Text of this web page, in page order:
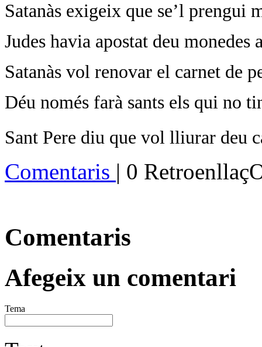
Satanàs exigeix que se’l prengui
Judes havia apostat deu monedes
Satanàs vol renovar el carnet de
Déu només farà sants els qui no
Sant Pere diu que vol lliurar deu
Comentaris | 0
Comentaris
Afegeix un comentari
Tema